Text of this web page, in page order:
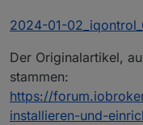
2024-01-
Der Originalartikel,
stammen:
https://
installieren-und-